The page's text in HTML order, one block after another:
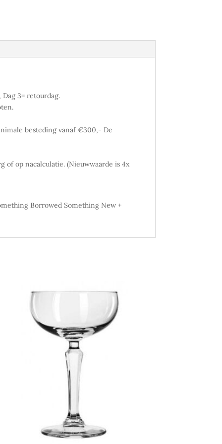
3= retourdag.
besteding vanaf €300,- De
op nacalculatie. (Nieuwwaarde is 4x
Borrowed Something New +